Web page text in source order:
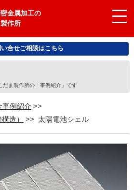
金属加工の
作所
い合せご相談はこちら
だま製作所の「事例紹介」です
事例紹介 >>
造）
>> 太陽電池シェル